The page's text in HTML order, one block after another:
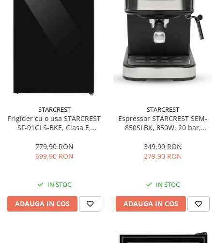
STARCREST
Frigider cu o usa STARCREST
SF-91GLS-BKE, Clasa E,
interioara, H 83 cm, Sticla
Neagra
779,90 RON
699,90 RON
IN STOC
ADAUGA IN COS
STARCREST
Espressor STARCREST SEM-
850SLBK, 850W, 20 bar,
dispozitiv spumare, filtru
dublu din inox, Negru/Inox
349,90 RON
279,90 RON
IN STOC
ADAUGA IN COS